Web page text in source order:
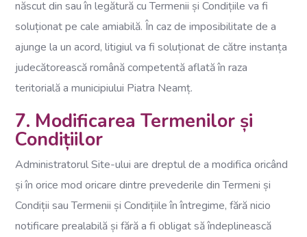
născut din sau în legătură cu Termenii și Condițiile va fi
soluționat pe cale amiabilă. În caz de imposibilitate de a
ajunge la un acord, litigiul va fi soluționat de către instanța
judecătorească română competentă aflată în raza
teritorială a municipiului Piatra Neamț.
7. Modificarea Termenilor și
Condițiilor
Administratorul Site-ului are dreptul de a modifica oricând
și în orice mod oricare dintre prevederile din Termeni și
Condiții sau Termenii și Condițiile în întregime, fără nicio
notificare prealabilă și fără a fi obligat să îndeplinească